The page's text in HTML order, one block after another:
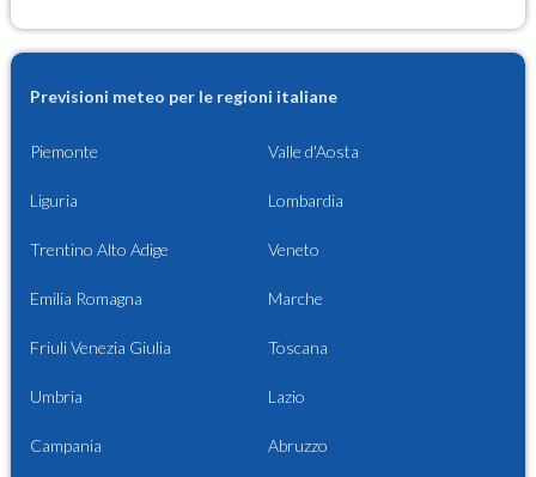
Previsioni meteo per le regioni italiane
Piemonte Valle d'Aosta
Liguria Lombardia
Trentino Alto Adige Veneto
Emilia Romagna Marche
Friuli Venezia Giulia Toscana
Umbria Lazio
Campania Abruzzo